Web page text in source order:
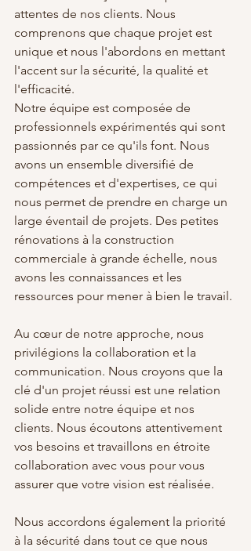
attentes de nos clients. Nous
comprenons que chaque projet est
unique et nous l'abordons en mettant
l'accent sur la sécurité, la qualité et
l'efficacité.
Notre équipe est composée de
professionnels expérimentés qui sont
passionnés par ce qu'ils font. Nous
avons un ensemble diversifié de
compétences et d'expertises, ce qui
nous permet de prendre en charge un
large éventail de projets. Des petites
rénovations à la construction
commerciale à grande échelle, nous
avons les connaissances et les
ressources pour mener à bien le travail.
Au cœur de notre approche, nous
privilégions la collaboration et la
communication. Nous croyons que la
clé d'un projet réussi est une relation
solide entre notre équipe et nos
clients. Nous écoutons attentivement
vos besoins et travaillons en étroite
collaboration avec vous pour vous
assurer que votre vision est réalisée.
Nous accordons également la priorité
à la sécurité dans tout ce que nous